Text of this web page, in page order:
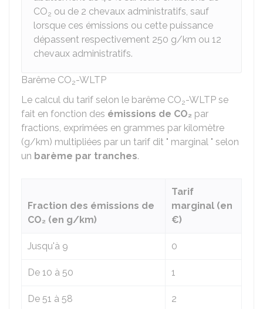
CO2 ou de 2 chevaux administratifs, sauf
lorsque ces émissions ou cette puissance
dépassent respectivement 250 g/km ou 12
chevaux administratifs.
Barême CO2-WLTP
Le calcul du tarif selon le barême CO2-WLTP se
fait en fonction des émissions de CO₂ par
fractions, exprimées en grammes par kilomètre
(g/km) multipliées par un tarif dit " marginal " selon
un barème par tranches.
Fraction des émissions de
CO₂ (en g/km)
Tarif
marginal (en
€)
Jusqu'à 9 0
De 10 à 50 1
De 51 à 58 2